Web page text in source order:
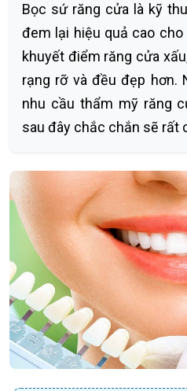
Bọc sứ răng cửa là kỹ
đem lại hiệu quả cao
khuyết điểm răng cửa
rạng rỡ và đều đẹp hơn.
nhu cầu thẩm mỹ răng
sau đây chắc chắn sẽ rất